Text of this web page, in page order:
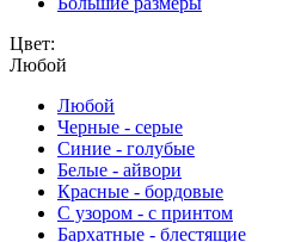
Цвет:
Любой
Любой
Черные - серые
Синие - голубые
Белые - айвори
Красные - бордовые
С узором - с принтом
Бархатные - блестящие